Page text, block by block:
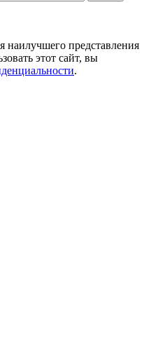
представления
этот сайт, вы
.